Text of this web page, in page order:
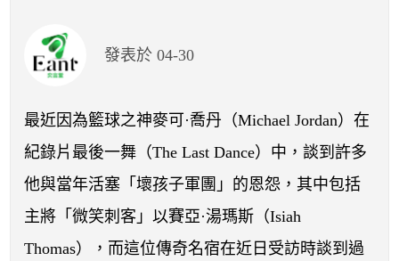
開賽列表
運彩教學專區
發表於 04-30
最近因為籃球之神麥可·喬丹（Michael Jordan）在
紀錄片最後一舞（The Last Dance）中，談到許多
他與當年活塞「壞孩子軍團」的恩怨，其中包括
主將「微笑刺客」以賽亞·湯瑪斯（Isiah
Thomas），而這位傳奇名宿在近日受訪時談到過